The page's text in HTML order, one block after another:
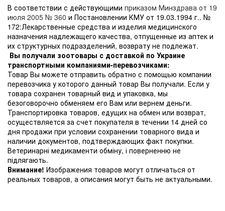
В соответствии с действующими приказом Минздрава от 19
июля 2005 № 360 и Постановлении КМУ от 19.03.1994 г.. №
172:Лекарственные средства и изделия медицинского
назначения надлежащего качества, отпущенные из аптек и
их структурных подразделений, возврату не подлежат.
Вы получали зоотовары с доставкой по Украине
транспортными компаниями-перевозчиками:
Товар Вы можете отправить обратно с помощью компании
перевозчика у которого данный товар Вы получали. Если у
товара сохранен товарный вид и упаковка, мы
безоговорочно обменяем его Вам или вернем деньги.
Транспортировка товаров, едущих на обмен или возврат,
осуществляется за счет покупателя в течении 14 дней со
дня продажи при условии сохранении товарного вида и
наличии документов, подтверждающих факт покупки.
Ветеринарні медикаменти обміну, і поверненню не
підлягають.
Внимание! Изображения товаров могут отличаться от
реальных товаров, а описания могут быть не актуальными.